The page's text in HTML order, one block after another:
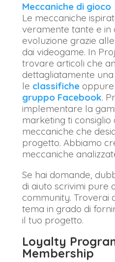
Meccaniche di gioco
Le meccaniche
veramente tante e in
evoluzione grazie
dai videogame. In
trovare articoli che
dettagliatamente
le classificheoppure
gruppo Facebook.
implementare la
marketing ti
meccaniche che
progetto. Abbiamo
meccaniche
Se hai domande,
di aiuto scrivimi pure
community. Troverai
tema in grado di
il tuo progetto.
Loyalty
Membership